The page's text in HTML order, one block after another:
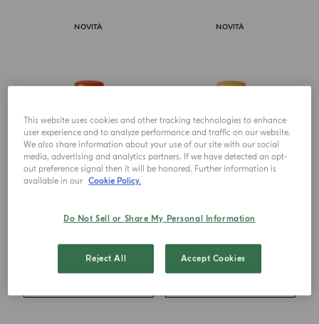
NOVITÀ
€ 270,00
AGGIUNGI AL
NOVITÀ
€ 270,00
AGGIUNGI AL
This website uses cookies and other tracking technologies to enhance
user experience and to analyze performance and traffic on our website.
We also share information about your use of our site with our social
media, advertising and analytics partners. If we have detected an opt-
out preference signal then it will be honored. Further information is
available in our Cookie Policy.
Do Not Sell or Share My Personal Information
Reject All Accept Cookies